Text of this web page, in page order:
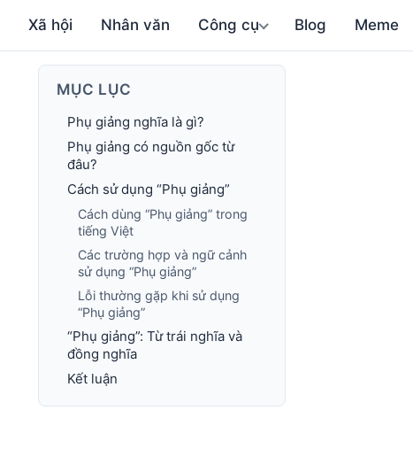
Xã hội Nhân văn Công cụ Blog Meme
MỤC LỤC
Phụ giảng nghĩa là gì?
Phụ giảng có nguồn gốc từ
đâu?
Cách sử dụng “Phụ giảng”
Cách dùng “Phụ giảng” trong
tiếng Việt
Các trường hợp và ngữ cảnh
sử dụng “Phụ giảng”
Lỗi thường gặp khi sử dụng
“Phụ giảng”
“Phụ giảng”: Từ trái nghĩa và
đồng nghĩa
Kết luận